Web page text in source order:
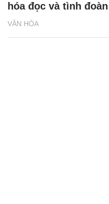
VĂN HÓA
hóa đọc và tình